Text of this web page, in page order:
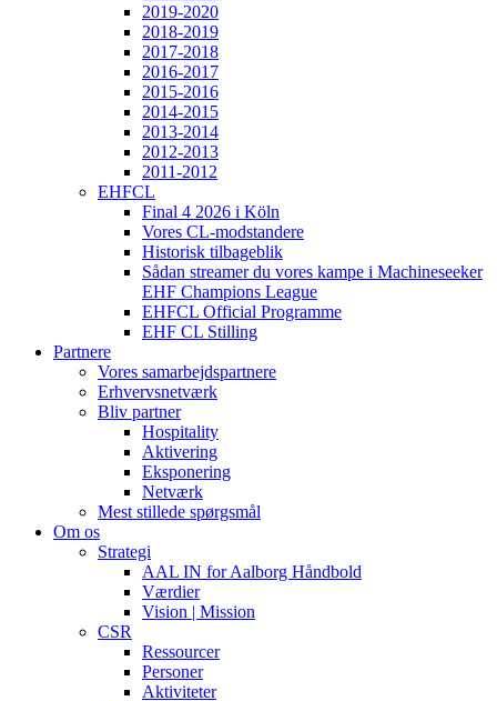
2019-2020
2018-2019
2017-2018
2016-2017
2015-2016
2014-2015
2013-2014
2012-2013
2011-2012
EHFCL
Final 4 2026 i Köln
Vores CL-modstandere
Historisk tilbageblik
Sådan streamer du vores kampe i Machineseeker
EHF Champions League
EHFCL Official Programme
EHF CL Stilling
Partnere
Vores samarbejdspartnere
Erhvervsnetværk
Bliv partner
Hospitality
Aktivering
Eksponering
Netværk
Mest stillede spørgsmål
Om os
Strategi
AAL IN for Aalborg Håndbold
Værdier
Vision | Mission
CSR
Ressourcer
Personer
Aktiviteter